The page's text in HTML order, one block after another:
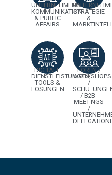
UNTERNEHMENS
KOMMUNIKATION
& PUBLIC
AFFAIRS
STRATEGIE
&
DIGITALE
DIENSTLEISTUNGEN,
TOOLS &
LÖSUNGEN
FOREN /
WORKSHOPS
/
/ B2B-
MEETINGS
/